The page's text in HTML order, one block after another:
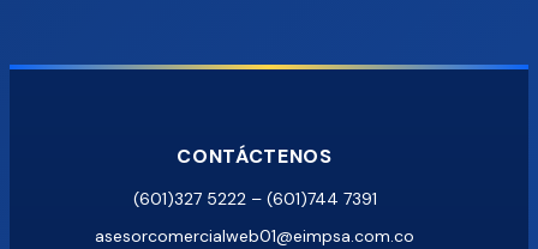
CONTÁCTENOS
(601)327 5222 – (601)744 7391
asesorcomercialweb01@eimpsa.com.co